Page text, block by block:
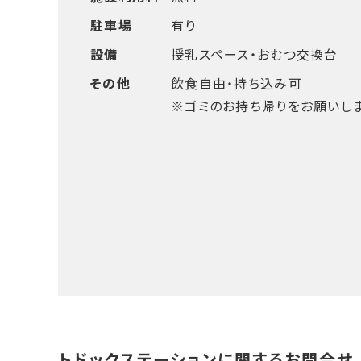
駐車場
有り
設備
授乳スペース・おむつ交換台
その他
飲食自由・持ち込み可
※ゴミのお持ち帰りをお願いし